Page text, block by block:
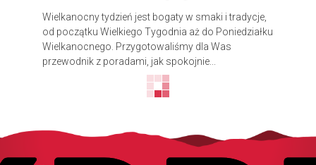
Wielkanocny tydzień jest bogaty w smaki i tradycje,
od początku Wielkiego Tygodnia aż do Poniedziałku
Wielkanocnego. Przygotowaliśmy dla Was
przewodnik z poradami, jak spokojnie...